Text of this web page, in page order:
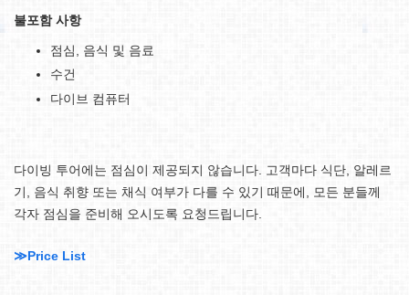
불포함 사항
점심, 음식 및 음료
수건
다이브 컴퓨터
다이빙 투어에는 점심이 제공되지 않습니다. 고객마다 식단, 알레르
기, 음식 취향 또는 채식 여부가 다를 수 있기 때문에, 모든 분들께
각자 점심을 준비해 오시도록 요청드립니다.
≫Price List